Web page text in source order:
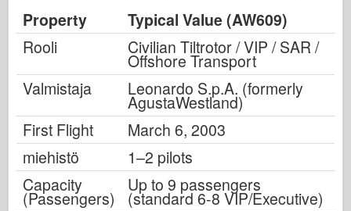
Property
Typical Value (AW609)
Rooli
Civilian Tiltrotor / VIP / SAR /
Offshore Transport
Valmistaja
Leonardo S.p.A. (formerly
AgustaWestland)
First Flight
March 6, 2003
miehistö
1–2 pilots
Capacity
(Passengers)
Up to 9 passengers
(standard 6-8 VIP/Executive)